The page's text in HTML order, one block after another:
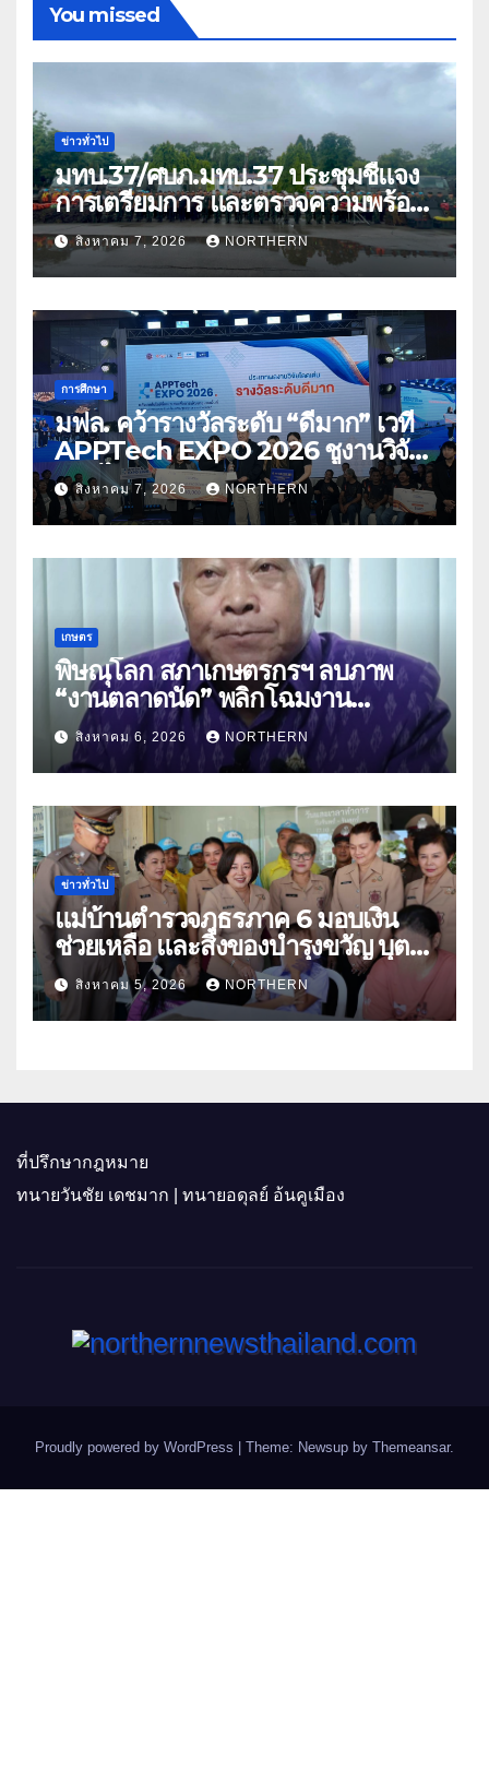
You missed
ข่าวทั่วไป
มทบ.37/ศบภ.มทบ.37 ประชุมชี้แจง
การเตรียมการ และตรวจความพร้อม
ด้านการบรรเทาสาธารณภัย
สิงหาคม 7, 2026 NORTHERN
การศึกษา
มฟล. คว้ารางวัลระดับ “ดีมาก” เวที
APPTech EXPO 2026 ชูงานวิจัย
สมุนไพร ขับเคลื่อนนวัตกรรมสู่เชิง
พาณิชย์
สิงหาคม 7, 2026 NORTHERN
เกษตร
พิษณุโลก สภาเกษตรกรฯ ลบภาพ
“งานตลาดนัด” พลิกโฉมงาน
“เกษตรรุ่งเรืองเมืองสองแคว 69” มุ่ง
ประโยชน์เกษตรกร ดึงนวัตกรรม-จับ
คู่ธุรกิจดันสินค้าเกษตรสู่สากล (คลิป)
สิงหาคม 6, 2026 NORTHERN
ข่าวทั่วไป
แม่บ้านตำรวจภูธรภาค 6 มอบเงิน
ช่วยเหลือ และสิ่งของบำรุงขวัญ บุตร-
ธิดา ข้าราชการตำรวจจังหวัด
อุทัยธานี
สิงหาคม 5, 2026 NORTHERN
ที่ปรึกษากฎหมาย
ทนายวันชัย เดชมาก | ทนายอดุลย์ อ้นคูเมือง
Proudly powered by WordPress Theme: Newsup by Themeansar.